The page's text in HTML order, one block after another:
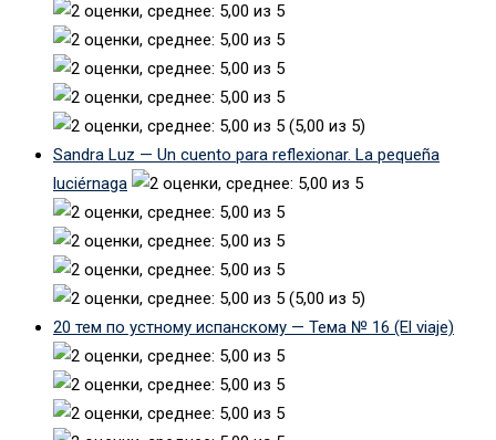
(5,00 из 5)
Sandra Luz — Un cuento para reflexionar. La pequeña
luciérnaga
(5,00 из 5)
20 тем по устному испанскому — Тема № 16 (El viaje)